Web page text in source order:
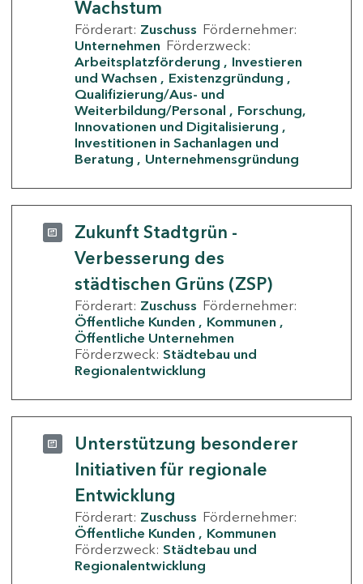
Wachstum
Förderart: Zuschuss Fördernehmer:
Unternehmen Förderzweck:
Arbeitsplatzförderung
Investieren
und Wachsen
Existenzgründung
Qualifizierung/Aus- und
Weiterbildung/Personal
Forschung,
Innovationen und Digitalisierung
Investitionen in Sachanlagen und
Beratung
Unternehmensgründung
Zukunft Stadtgrün -
Verbesserung des
städtischen Grüns (ZSP)
Förderart: Zuschuss Fördernehmer:
Öffentliche Kunden
Kommunen
Öffentliche Unternehmen
Förderzweck: Städtebau und
Regionalentwicklung
Unterstützung besonderer
Initiativen für regionale
Entwicklung
Förderart: Zuschuss Fördernehmer:
Öffentliche Kunden
Kommunen
Förderzweck: Städtebau und
Regionalentwicklung